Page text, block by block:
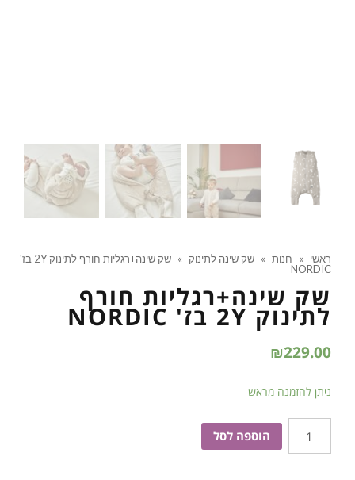
ראשי » חנות » שק שינה לתינוק »
שק שינה+רגליות חורף לתינוק 2Y בז'
NORDIC
שק שינה+רגליות חורף
לתינוק 2Y בז' NORDIC
₪229.00
ניתן להזמנה מראש
כמות
של
הוספה לסל